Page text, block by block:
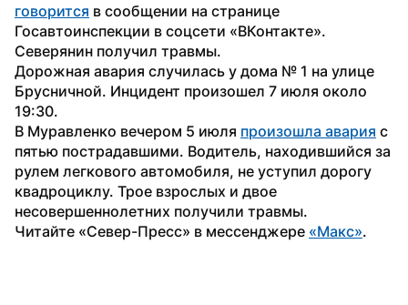
говорится в сообщении на странице
Госавтоинспекции в соцсети «ВКонтакте».
Северянин получил травмы.
Дорожная авария случилась у дома № 1 на улице
Брусничной. Инцидент произошел 7 июля около
19:30.
В Муравленко вечером 5 июля произошла авария с
пятью пострадавшими. Водитель, находившийся за
рулем легкового автомобиля, не уступил дорогу
квадроциклу. Трое взрослых и двое
несовершеннолетних получили травмы.
Читайте «Север-Пресс» в мессенджере «Макс».